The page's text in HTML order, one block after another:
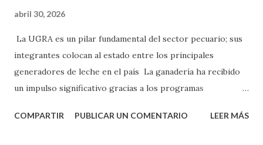
abril 30, 2026
La UGRA es un pilar fundamental del sector pecuario; sus
integrantes colocan al estado entre los principales
generadores de leche en el país La ganadería ha recibido
un impulso significativo gracias a los programas
muestra de su respaldo firme y decidido al campo, la
COMPARTIR PUBLICAR UN COMENTARIO LEER MÁS